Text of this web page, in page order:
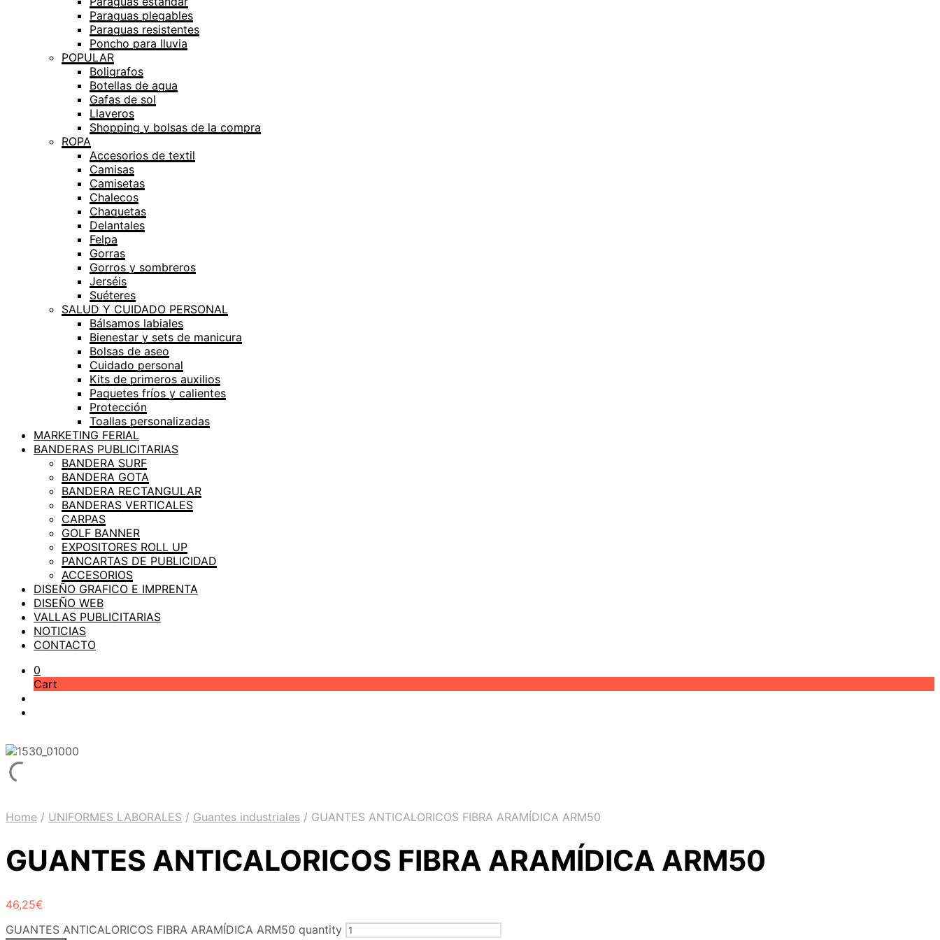
Paraguas plegables
Paraguas resistentes
Poncho para lluvia
POPULAR
Boligrafos
Botellas de agua
Gafas de sol
Llaveros
Shopping y bolsas de la compra
ROPA
Accesorios de textil
Camisas
Camisetas
Chalecos
Chaquetas
Delantales
Felpa
Gorras
Gorros y sombreros
Jerséis
Suéteres
SALUD Y CUIDADO PERSONAL
Bálsamos labiales
Bienestar y sets de manicura
Bolsas de aseo
Cuidado personal
Kits de primeros auxilios
Paquetes fríos y calientes
Protección
Toallas personalizadas
MARKETING FERIAL
BANDERAS PUBLICITARIAS
BANDERA SURF
BANDERA GOTA
BANDERA RECTANGULAR
BANDERAS VERTICALES
CARPAS
GOLF BANNER
EXPOSITORES ROLL UP
PANCARTAS DE PUBLICIDAD
ACCESORIOS
DISEÑO GRAFICO E IMPRENTA
DISEÑO WEB
VALLAS PUBLICITARIAS
NOTICIAS
CONTACTO
0
Cart
Home / UNIFORMES LABORALES / Guantes industriales / GUANTES ANTICALORICOS FIBRA ARAMÍDICA ARM50
GUANTES ANTICALORICOS FIBRA ARAMÍDICA ARM50
46,25€
GUANTES ANTICALORICOS FIBRA ARAMÍDICA ARM50 quantity